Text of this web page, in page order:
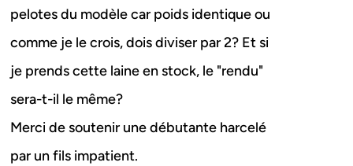
pelotes du modèle car poids identique ou
comme je le crois, dois diviser par 2? Et si
je prends cette laine en stock, le "rendu"
sera-t-il le même?
Merci de soutenir une débutante harcelé
par un fils impatient.